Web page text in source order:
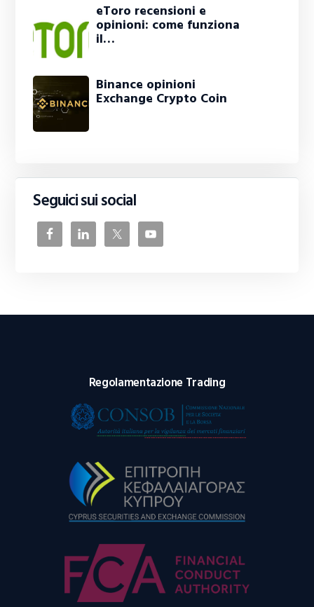
eToro recensioni e
opinioni: come funziona
il…
Binance opinioni
Exchange Crypto Coin
Seguici sui social
Regolamentazione Trading